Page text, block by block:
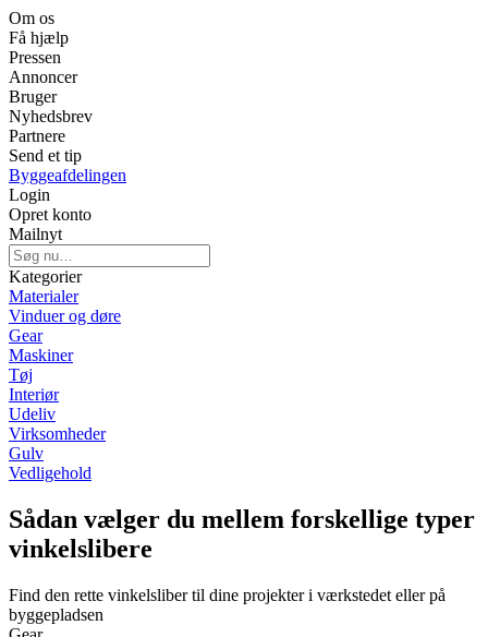
Om os
Få hjælp
Pressen
Annoncer
Bruger
Nyhedsbrev
Partnere
Send et tip
Byggeafdelingen
Login
Opret konto
Mailnyt
Kategorier
Materialer
Vinduer og døre
Gear
Maskiner
Tøj
Interiør
Udeliv
Virksomheder
Gulv
Vedligehold
Sådan vælger du mellem forskellige typer
vinkelslibere
Find den rette vinkelsliber til dine projekter i værkstedet eller på
byggepladsen